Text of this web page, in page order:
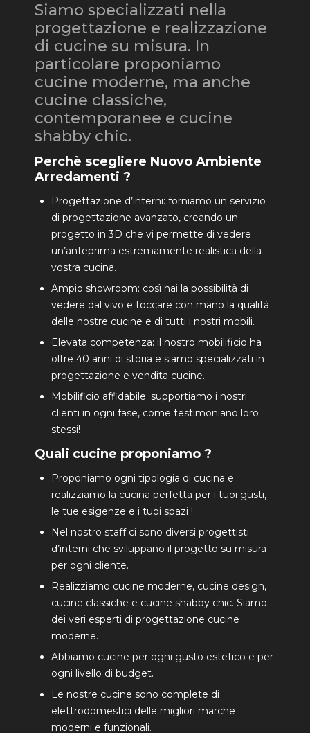
Siamo specializzati nella
progettazione e realizzazione
di cucine su misura. In
particolare proponiamo
cucine moderne, ma anche
cucine classiche,
contemporanee e cucine
shabby chic.
Perchè scegliere Nuovo Ambiente
Arredamenti ?
Progettazione d’interni: forniamo un servizio
di progettazione avanzato, creando un
progetto in 3D che vi permette di vedere
un’anteprima estremamente realistica della
vostra cucina.
Ampio showroom: così hai la possibilità di
vedere dal vivo e toccare con mano la qualità
delle nostre cucine e di tutti i nostri mobili.
Elevata competenza: il nostro mobilificio ha
oltre 40 anni di storia e siamo specializzati in
progettazione e vendita cucine.
Mobilificio affidabile: supportiamo i nostri
clienti in ogni fase, come testimoniano loro
stessi!
Quali cucine proponiamo ?
Proponiamo ogni tipologia di cucina e
realizziamo la cucina perfetta per i tuoi gusti,
le tue esigenze e i tuoi spazi !
Nel nostro staff ci sono diversi progettisti
d’interni che sviluppano il progetto su misura
per ogni cliente.
Realizziamo cucine moderne, cucine design,
cucine classiche e cucine shabby chic. Siamo
dei veri esperti di progettazione cucine
moderne.
Abbiamo cucine per ogni gusto estetico e per
ogni livello di budget.
Le nostre cucine sono complete di
elettrodomestici delle migliori marche
moderni e funzionali.